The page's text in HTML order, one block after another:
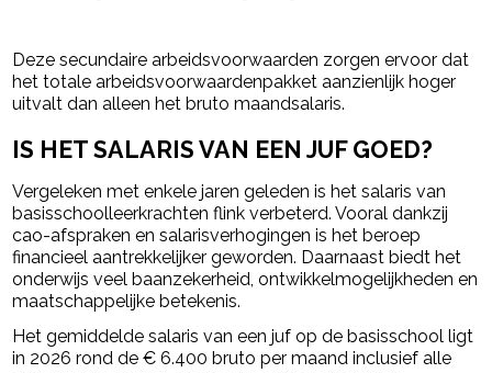
Deze secundaire arbeidsvoorwaarden zorgen ervoor dat
het totale arbeidsvoorwaardenpakket aanzienlijk hoger
uitvalt dan alleen het bruto maandsalaris.
IS HET SALARIS VAN EEN JUF GOED?
Vergeleken met enkele jaren geleden is het salaris van
basisschoolleerkrachten flink verbeterd. Vooral dankzij
cao-afspraken en salarisverhogingen is het beroep
financieel aantrekkelijker geworden. Daarnaast biedt het
onderwijs veel baanzekerheid, ontwikkelmogelijkheden en
maatschappelijke betekenis.
Het gemiddelde salaris van een juf op de basisschool ligt
in 2026 rond de € 6.400 bruto per maand inclusief alle